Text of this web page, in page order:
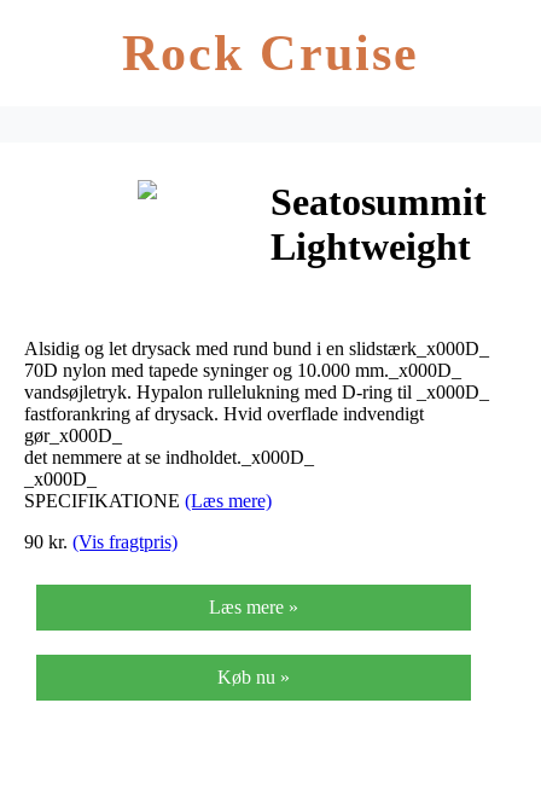
Rock Cruise
Seatosummit
Lightweight
Alsidig og let drysack med rund bund i en slidstærk_x000D_
70D nylon med tapede syninger og 10.000 mm._x000D_
vandsøjletryk. Hypalon rullelukning med D-ring til _x000D_
fastforankring af drysack. Hvid overflade indvendigt
gør_x000D_
det nemmere at se indholdet._x000D_
_x000D_
SPECIFIKATIONE (Læs mere)
90 kr. (Vis fragtpris)
Læs mere »
Køb nu »